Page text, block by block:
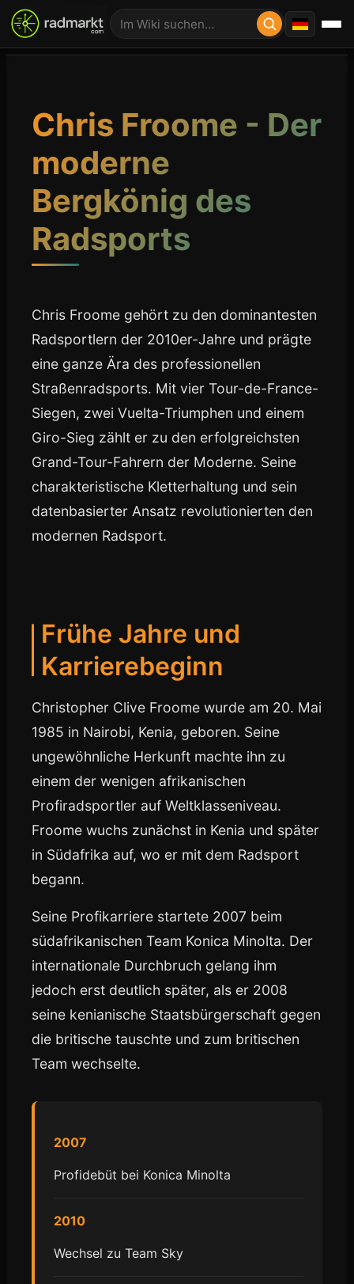
Chris Froome - Der
moderne
Bergkönig des
Radsports
Chris Froome gehört zu den dominantesten
Radsportlern der 2010er-Jahre und prägte
eine ganze Ära des professionellen
Straßenradsports. Mit vier Tour-de-France-
Siegen, zwei Vuelta-Triumphen und einem
Giro-Sieg zählt er zu den erfolgreichsten
Grand-Tour-Fahrern der Moderne. Seine
charakteristische Kletterhaltung und sein
datenbasierter Ansatz revolutionierten den
modernen Radsport.
Frühe Jahre und
Karrierebeginn
Christopher Clive Froome wurde am 20. Mai
1985 in Nairobi, Kenia, geboren. Seine
ungewöhnliche Herkunft machte ihn zu
einem der wenigen afrikanischen
Profiradsportler auf Weltklasseniveau.
Froome wuchs zunächst in Kenia und später
in Südafrika auf, wo er mit dem Radsport
begann.
Seine Profikarriere startete 2007 beim
südafrikanischen Team Konica Minolta. Der
internationale Durchbruch gelang ihm
jedoch erst deutlich später, als er 2008
seine kenianische Staatsbürgerschaft gegen
die britische tauschte und zum britischen
Team wechselte.
2007
Profidebüt bei Konica Minolta
2010
Wechsel zu Team Sky